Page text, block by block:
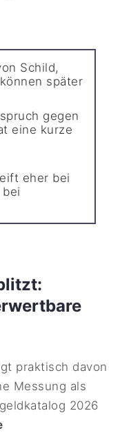
Schild,
später
gegen
eine kurze
eher bei
praktisch davon
Messung als
2026